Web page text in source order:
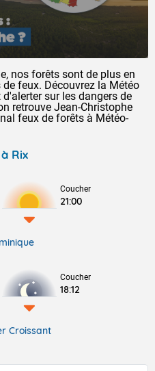
nos forêts sont de plus en
feux. Découvrez la Météo
sur les dangers de
retrouve Jean-Christophe
feux de forêts à Météo-
Rix
Coucher
21:00
Coucher
18:12
Croissant